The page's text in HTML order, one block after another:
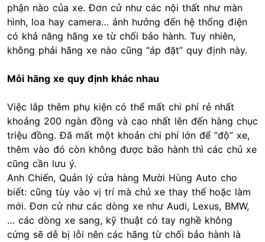
phận nào của xe. Đơn cử như các nội thất như màn
hình, loa hay camera… ảnh hưởng đến hệ thống điện
có khả năng hãng xe từ chối bảo hành. Tuy nhiên,
không phải hãng xe nào cũng “áp đặt” quy định này.
Mỗi hãng xe quy định khác nhau
Việc lắp thêm phụ kiện có thể mất chi phí rẻ nhất
khoảng 200 ngàn đồng và cao nhất lên đến hàng chục
triệu đồng. Đã mất một khoản chi phí lớn để “độ” xe,
thêm vào đó còn không được bảo hành thì các chủ xe
cũng cần lưu ý.
Anh Chiến, Quản lý cửa hàng Mười Hùng Auto cho
biết: cũng tùy vào vị trí mà chủ xe thay thế hoặc làm
mới. Đơn cử như các dòng xe như Audi, Lexus, BMW,
… các dòng xe sang, kỹ thuật có tay nghề không
cứng sẽ dễ bị lỗi nên các hãng từ chối bảo hành là